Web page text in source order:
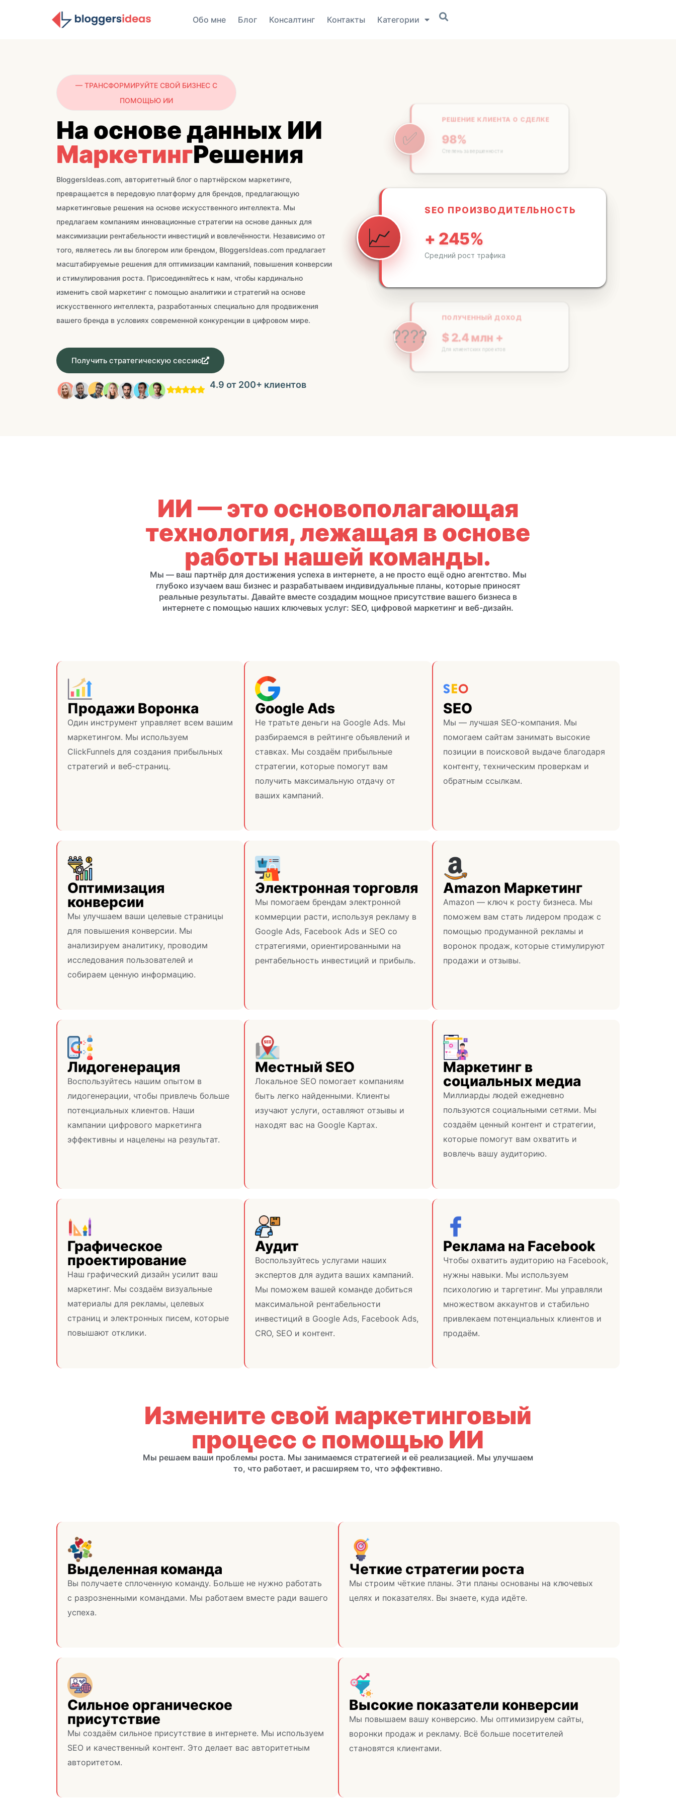
Обо мне Блог Консалтинг Контакты Категории
— ТРАНСФОРМИРУЙТЕ СВОЙ БИЗНЕС С
ПОМОЩЬЮ ИИ
На основе данных ИИ
МаркетингРешения
BloggersIdeas.com, авторитетный блог о партнёрском маркетинге,
превращается в передовую платформу для брендов, предлагающую
маркетинговые решения на основе искусственного интеллекта. Мы
предлагаем компаниям инновационные стратегии на основе данных для
максимизации рентабельности инвестиций и вовлечённости. Независимо от
того, являетесь ли вы блогером или брендом, BloggersIdeas.com предлагает
масштабируемые решения для оптимизации кампаний, повышения конверсии
и стимулирования роста. Присоединяйтесь к нам, чтобы кардинально
изменить свой маркетинг с помощью аналитики и стратегий на основе
искусственного интеллекта, разработанных специально для продвижения
вашего бренда в условиях современной конкуренции в цифровом мире.
Получить стратегическую сессию
4.9 от 200+ клиентов
✅
РЕШЕНИЕ КЛИЕНТА О СДЕЛКЕ
98%
Степень завершенности
📈
SEO ПРОИЗВОДИТЕЛЬНОСТЬ
+ 245%
????
ПОЛУЧЕННЫЙ ДОХОД
$ 2.4 млн +
🚀
АКТИВНЫЕ КАМПАНИИ
150+
ИИ — это основополагающая
технология, лежащая в основе
работы нашей команды.
Мы — ваш партнёр для достижения успеха в интернете, а не просто ещё одно агентство. Мы
глубоко изучаем ваш бизнес и разрабатываем индивидуальные планы, которые приносят
реальные результаты. Давайте вместе создадим мощное присутствие вашего бизнеса в
интернете с помощью наших ключевых услуг: SEO, цифровой маркетинг и веб-дизайн.
Продажи Воронка
Один инструмент управляет всем вашим
маркетингом. Мы используем
ClickFunnels для создания прибыльных
стратегий и веб-страниц.
Google Ads
Не тратьте деньги на Google Ads. Мы
разбираемся в рейтинге объявлений и
ставках. Мы создаём прибыльные
стратегии, которые помогут вам
получить максимальную отдачу от
ваших кампаний.
SEO
Мы — лучшая SEO-компания. Мы
помогаем сайтам занимать высокие
позиции в поисковой выдаче благодаря
контенту, техническим проверкам и
обратным ссылкам.
Оптимизация
конверсии
Мы улучшаем ваши целевые страницы
для повышения конверсии. Мы
анализируем аналитику, проводим
исследования пользователей и
собираем ценную информацию.
Электронная торговля
Мы помогаем брендам электронной
коммерции расти, используя рекламу в
Google Ads, Facebook Ads и SEO со
стратегиями, ориентированными на
рентабельность инвестиций и прибыль.
Amazon Маркетинг
Amazon — ключ к росту бизнеса. Мы
поможем вам стать лидером продаж с
помощью продуманной рекламы и
воронок продаж, которые стимулируют
продажи и отзывы.
Лидогенерация
Воспользуйтесь нашим опытом в
лидогенерации, чтобы привлечь больше
потенциальных клиентов. Наши
кампании цифрового маркетинга
эффективны и нацелены на результат.
Местный SEO
Локальное SEO помогает компаниям
быть легко найденными. Клиенты
изучают услуги, оставляют отзывы и
находят вас на Google Картах.
Маркетинг в
социальных медиа
Миллиарды людей ежедневно
пользуются социальными сетями. Мы
создаём ценный контент и стратегии,
которые помогут вам охватить и
вовлечь вашу аудиторию.
Графическое
проектирование
Наш графический дизайн усилит ваш
маркетинг. Мы создаём визуальные
материалы для рекламы, целевых
страниц и электронных писем, которые
повышают отклики.
Аудит
Воспользуйтесь услугами наших
экспертов для аудита ваших кампаний.
Мы поможем вашей команде добиться
максимальной рентабельности
инвестиций в Google Ads, Facebook Ads,
CRO, SEO и контент.
Реклама на Facebook
Чтобы охватить аудиторию на Facebook,
нужны навыки. Мы используем
психологию и таргетинг. Мы управляли
множеством аккаунтов и стабильно
привлекаем потенциальных клиентов и
продаём.
Измените свой маркетинговый
процесс с помощью ИИ
Мы решаем ваши проблемы роста. Мы занимаемся стратегией и её реализацией. Мы улучшаем
то, что работает, и расширяем то, что эффективно.
Выделенная команда
Вы получаете сплоченную команду. Больше не нужно работать
с разрозненными командами. Мы работаем вместе ради вашего
успеха.
Четкие стратегии роста
Мы строим чёткие планы. Эти планы основаны на ключевых
целях и показателях. Вы знаете, куда идёте.
Сильное органическое
присутствие
Мы создаём сильное присутствие в интернете. Мы используем
SEO и качественный контент. Это делает вас авторитетным
авторитетом.
Высокие показатели конверсии
Мы повышаем вашу конверсию. Мы оптимизируем сайты,
воронки продаж и рекламу. Всё больше посетителей
становятся клиентами.